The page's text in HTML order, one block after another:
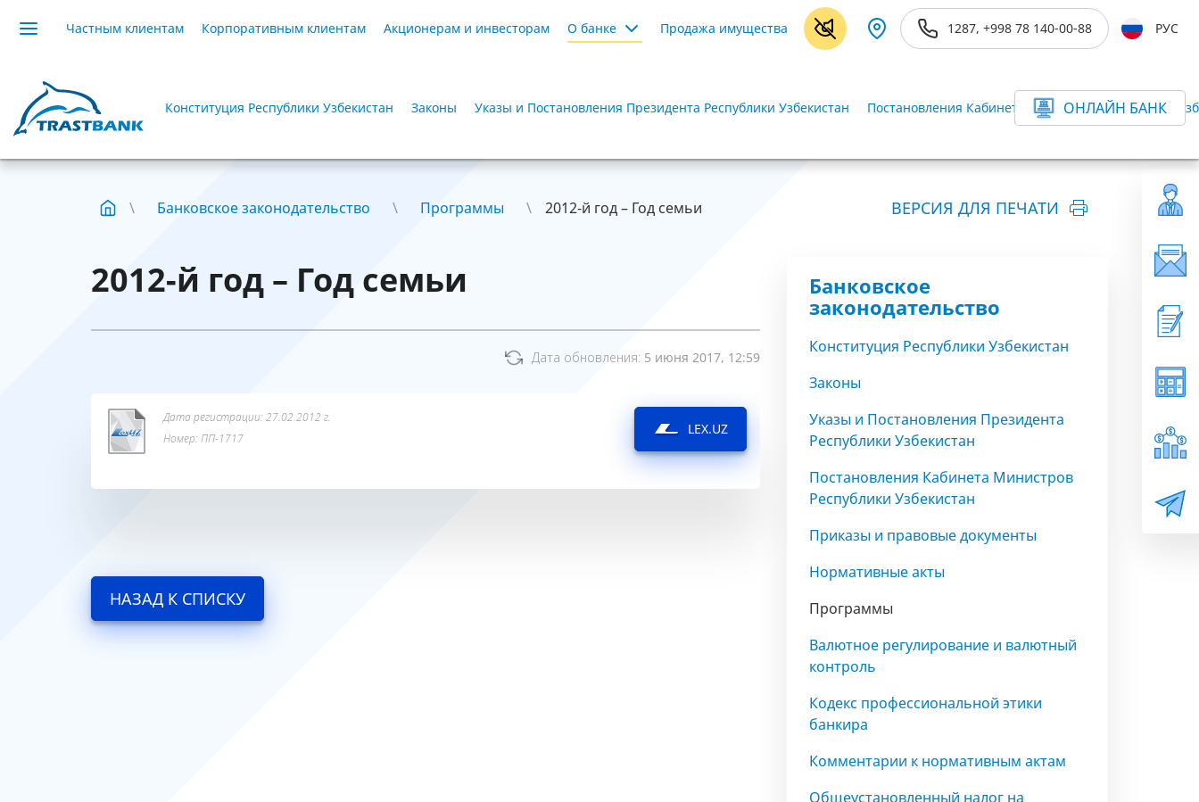
Частным клиентам Корпоративным клиентам Акционерам и инвесторам О банке Продажа имущества 1287, +998 78 140-00-88 РУС
Конституция Республики Узбекистан Законы Указы и Постановления Президента Республики Узбекистан Постановления Кабинета Министров Республики
ОНЛАЙН БАНК
Банковское законодательство Программы 2012-й год – Год семьи ВЕРСИЯ ДЛЯ ПЕЧАТИ
2012-й год – Год семьи
Дата обновления: 5 июня 2017, 12:59
Дата регистрации: 27.02.2012 г.
Номер: ПП-1717
LEX.UZ
НАЗАД К СПИСКУ
Банковское
законодательство
Конституция Республики Узбекистан
Законы
Указы и Постановления Президента
Республики Узбекистан
Постановления Кабинета Министров
Республики Узбекистан
Приказы и правовые документы
Нормативные акты
Программы
Валютное регулирование и валютный
контроль
Кодекс профессиональной этики
банкира
Комментарии к нормативным актам
Общеустановленный налог на